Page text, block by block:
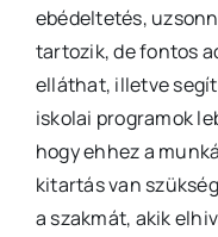
ebédeltetés,
tartozik, de fontos
elláthat, illetve
iskolai programok
hogy ehhez a
kitartás van
a szakmát, akik